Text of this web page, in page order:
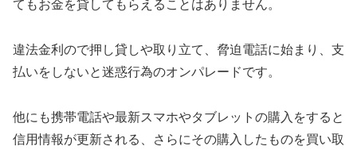
てもお金を貸してもらえることはありません。
違法金利ので押し貸しや取り立て、脅迫電話に始まり、支
払いをしないと迷惑行為のオンパレードです。
他にも携帯電話や最新スマホやタブレットの購入をすると
信用情報が更新される、さらにその購入したものを買い取